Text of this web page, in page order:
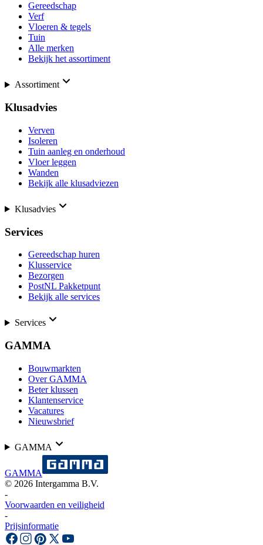
Gereedschap
Verf
Vloeren & tegels
Tuin
Alle merken
Bekijk het assortiment
Assortiment
Klusadvies
Verven
Isoleren
Tuin aanleg en onderhoud
Vloer leggen
Wanden
Bekijk alle klusadviezen
Klusadvies
Services
Gereedschap huren
Klusservice
Bezorgen
PostNL Pakketpunt
Bekijk alle services
Services
GAMMA
Bouwmarkten
Over GAMMA
Beter klussen
Klantenservice
Vacatures
Nieuwsbrief
GAMMA
GAMMA
© 2026 Intergamma B.V.
-
Voorwaarden en veiligheid
-
Prijsinformatie